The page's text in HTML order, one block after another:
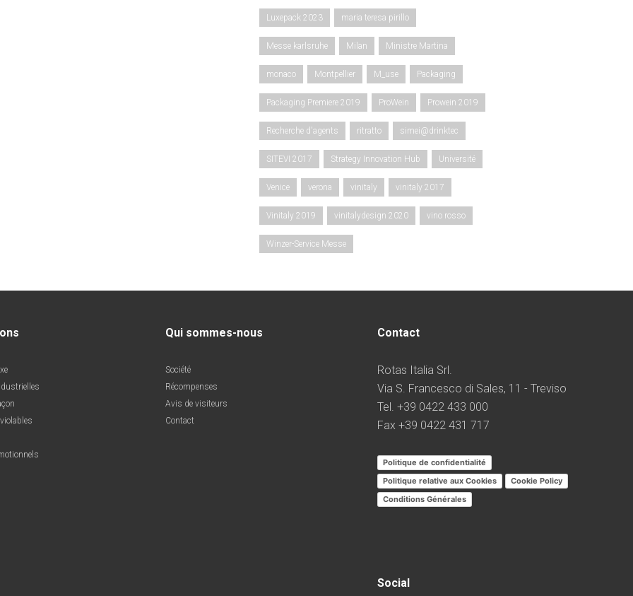
Luxepack 2023 maria teresa pirillo
Messe karlsruhe Milan Ministre Martina
monaco Montpellier M_use Packaging
Packaging Premiere 2019 ProWein Prowein 2019
Recherche d'agents ritratto simei@drinktec
SITEVI 2017 Strategy Innovation Hub Université
Venice verona vinitaly vinitaly 2017
Vinitaly 2019 vinitalydesign 2020 vino rosso
Winzer-Service Messe
Qui sommes-nous
Société
Récompenses
Avis de visiteurs
Contact
Contact
Rotas Italia Srl.
Via S. Francesco di Sales, 11 - Treviso
Tel. +39 0422 433 000
Fax +39 0422 431 717
Politique de confidentialité
Politique relative aux Cookies
Cookie Policy
Conditions Générales
Social